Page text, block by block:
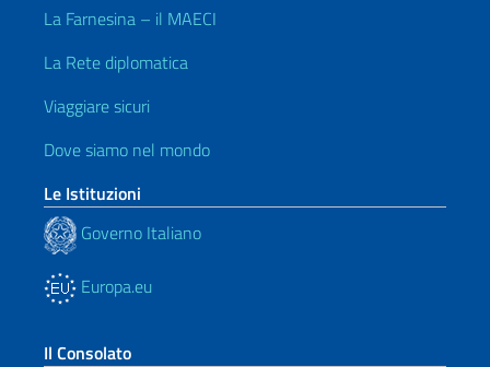
La Farnesina – il MAECI
La Rete diplomatica
Viaggiare sicuri
Dove siamo nel mondo
Le Istituzioni
Governo Italiano
Europa.eu
Il Consolato